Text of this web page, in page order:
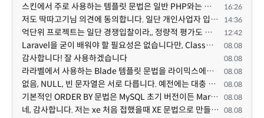
스킨에서 주로 사용하는 템플릿 문법은 일반 PHP와는 다른 고유의 문법이라고 부를 만한 여지가 있습니다. ... 16:26
저도 딱따고기님 의견에 동의합니다. 일단 개인사업자 입장에서 억단위 프로젝트를 진행하면 요구사항도 빡... 14:36
억단위 프로젝트는 일단 경쟁입찰이라,, 정량적 평가도 중요합니다. 그래서 많은 고급인력을 보유할수록 유... 12:42
Laravel을 굳이 배워야 할 필요성은 없습니다만, Class기반의 객체 지향 프로그래밍과, PSR-4라는 Composer... 08.08
감사합니다! 잘 사용하겠습니다 08.08
라라벨에서 사용하는 Blade 템플릿 문법을 라이믹스에서도 일부분 도입하였는데, 양쪽의 템플릿 매뉴얼 분량... 08.08
없음, NULL, 빈 문자열은 서로 다릅니다. 예전에는 대충 써도 서로 통용되었지만, 그것 때문에 버그나 보안... 08.08
기본적인 ORDER BY 문법은 MySQL 초기 버전이든 MariaDB 최신 버전이든 차이가 없습니다. 라이믹스 게시판에... 08.08
네, 감사합니다. 저는 xe 처음 접했을때 XE 문법으로 만들었다고 해서 xe코드들이 php와 전혀 다른것 같이 ... 08.08